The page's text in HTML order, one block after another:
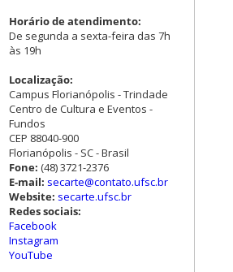
Horário de atendimento:
De segunda a sexta-feira das 7h
às 19h
Localização:
Campus Florianópolis - Trindade
Centro de Cultura e Eventos -
Fundos
CEP 88040-900
Florianópolis - SC - Brasil
Fone: (48) 3721-2376
E-mail: secarte@contato.ufsc.br
Website: secarte.ufsc.br
Redes sociais:
Facebook
Instagram
YouTube